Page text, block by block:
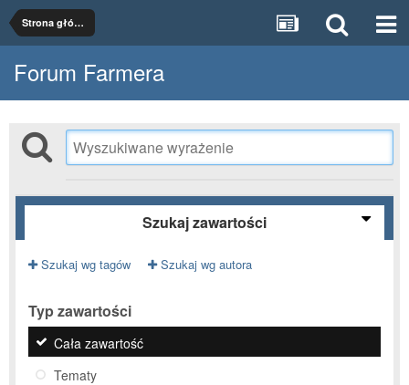
Strona główna
Forum Farmera
Szukaj zawartości
Szukaj wg tagów Szukaj wg autora
Typ zawartości
Cała zawartość
Tematy